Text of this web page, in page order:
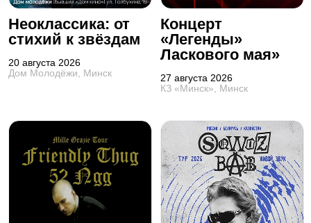
Неоклассика: от
стихий к звёздам
20 августа 2026
Дом Молодёжи, Минск
Концерт
«Легенды»
Ласкового мая»
27 августа 2026
КЗ «Минск», Минск